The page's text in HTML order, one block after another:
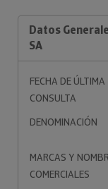
Datos
SA
FECHA DE ÚLTIMA
CONSULTA
DENOMINACIÓN
MARCAS Y
COMERCIALES